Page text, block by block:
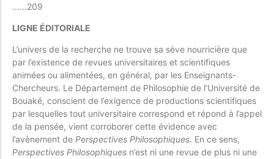
……209
LIGNE ÉDITORIALE
L’univers de la recherche ne trouve sa sève nourricière que
par l’existence de revues universitaires et scientifiques
animées ou alimentées, en général, par les Enseignants-
Chercheurs. Le Département de Philosophie de l’Université de
Bouaké, conscient de l’exigence de productions scientifiques
par lesquelles tout universitaire correspond et répond à l’appel
de la pensée, vient corroborer cette évidence avec
l’avènement de Perspectives Philosophiques. En ce sens,
Perspectives Philosophiques n’est ni une revue de plus ni une